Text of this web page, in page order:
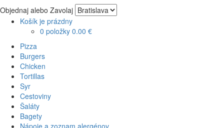
Objednaj alebo Zavolaj
Košík je prázdny
0 položky 0.00 €
Pizza
Burgers
Chicken
Tortillas
Syr
Cestoviny
Šaláty
Bagety